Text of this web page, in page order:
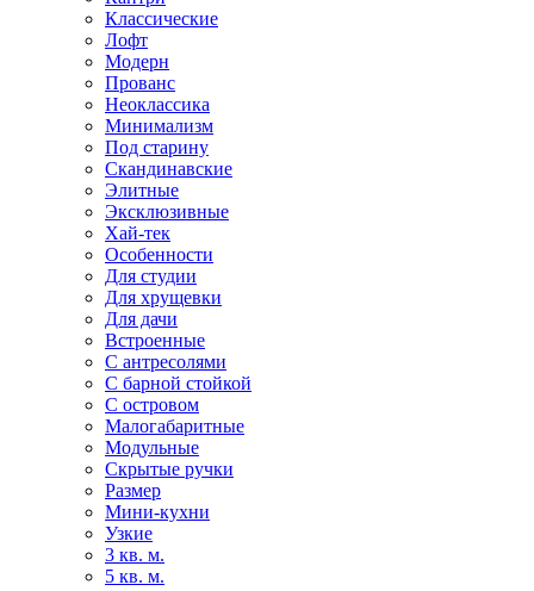
Классические
Лофт
Модерн
Прованс
Неоклассика
Минимализм
Под старину
Скандинавские
Элитные
Эксклюзивные
Хай-тек
Особенности
Для студии
Для хрущевки
Для дачи
Встроенные
С антресолями
С барной стойкой
С островом
Малогабаритные
Модульные
Скрытые ручки
Размер
Мини-кухни
Узкие
3 кв. м.
5 кв. м.